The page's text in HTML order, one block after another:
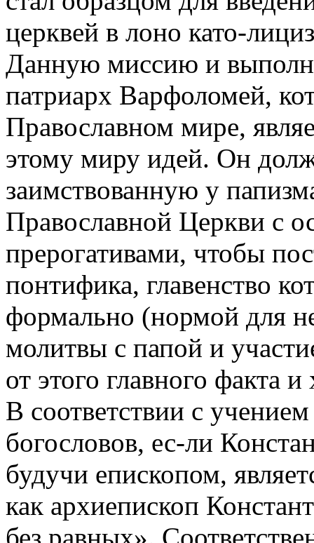
церквей в лоно като-
Данную миссию и
патриарх Варфоломей,
Православном мире,
этому миру идей. Он
заимствованную у
Православной Церкви с
прерогативами, чтобы
понтифика, главенство
формально (нормой для
молитвы с папой и
от этого главного факта
В соответствии с
богословов, ес-ли
будучи епископом,
как архиепископ
без равных».